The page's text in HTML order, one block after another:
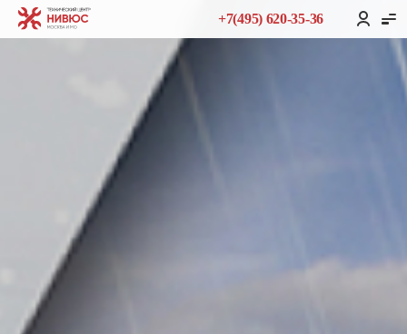
+7(495) 620-35-36